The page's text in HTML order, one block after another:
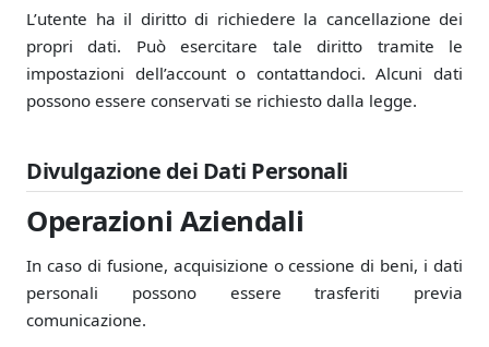
L’utente ha il diritto di richiedere la cancellazione dei
propri dati. Può esercitare tale diritto tramite le
impostazioni dell’account o contattandoci. Alcuni dati
possono essere conservati se richiesto dalla legge.
Divulgazione dei Dati Personali
Operazioni Aziendali
In caso di fusione, acquisizione o cessione di beni, i dati
personali possono essere trasferiti previa
comunicazione.